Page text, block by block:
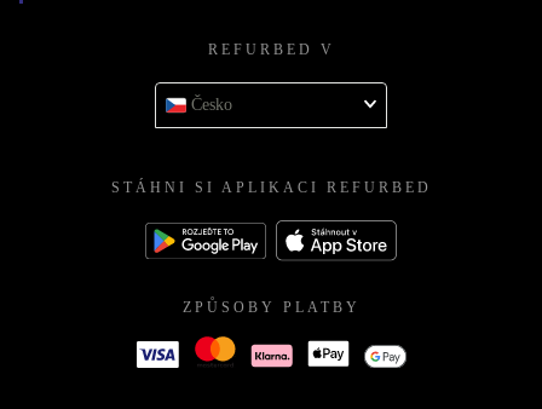
REFURBED V
Česko
STÁHNI SI APLIKACI REFURBED
ZPŮSOBY PLATBY